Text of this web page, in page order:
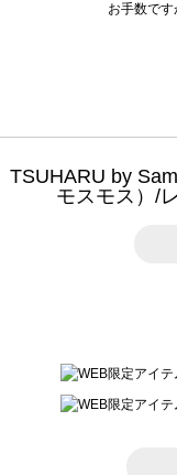
お手数です
TSUHARU by
モスモス）/